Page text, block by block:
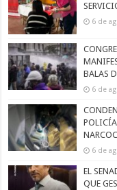
6 de
BALAS
6 de
6 de
EL
QUE